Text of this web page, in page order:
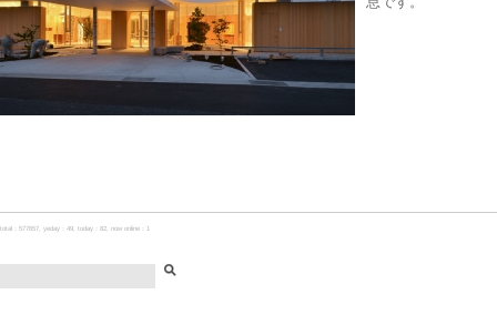
total：577657, yeday：49, today：82, now online：1